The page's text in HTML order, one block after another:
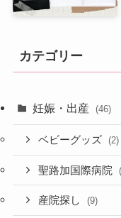
カテゴリー
妊娠・出産 (46)
ベビーグッズ (2)
聖路加国際病院
産院探し (9)